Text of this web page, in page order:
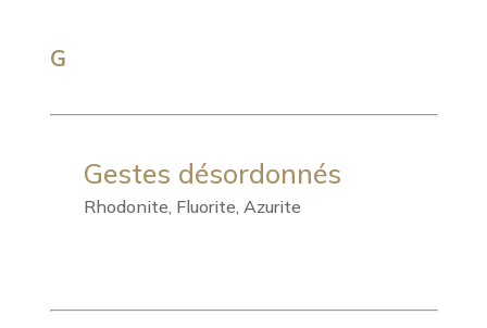
G
Gestes désordonnés
Rhodonite, Fluorite, Azurite